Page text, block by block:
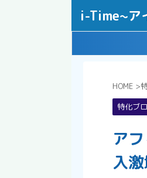
i-Time~ア
HOME >
特化ブ
ア
入